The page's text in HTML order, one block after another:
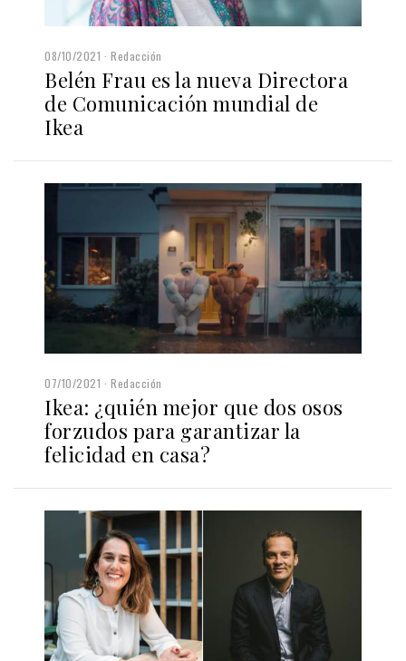
08/10/2021 Redacción
Belén Frau es la nueva Directora
de Comunicación mundial de
Ikea
07/10/2021 Redacción
Ikea: ¿quién mejor que dos osos
forzudos para garantizar la
felicidad en casa?